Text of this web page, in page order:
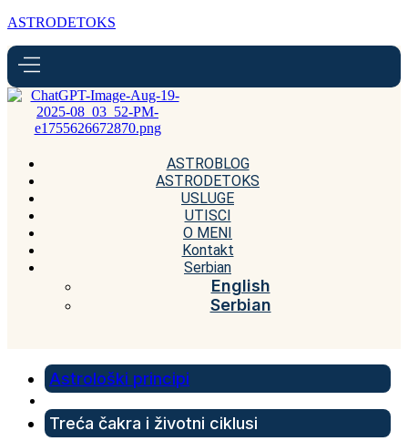
ASTRODETOKS
ASTROBLOG
ASTRODETOKS
USLUGE
UTISCI
O MENI
Kontakt
Serbian
English
Serbian
Astrološki principi
Treća čakra i životni ciklusi